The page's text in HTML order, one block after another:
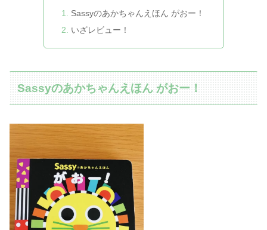
Sassyのあかちゃんえほん がおー！
いざレビュー！
Sassyのあかちゃんえほん がおー！